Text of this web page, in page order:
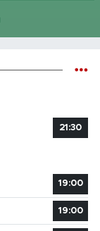
21:30
19:00
19:00